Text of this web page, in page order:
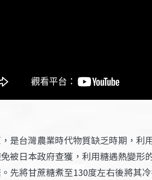
是台灣農業時代物質缺乏時期，
被日本政府查獲，利用糖遇熱變形
先將甘蔗糖煮至130度左右後將其